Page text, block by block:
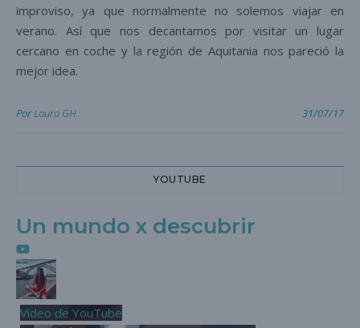
improviso, ya que normalmente no solemos viajar en
verano. Así que nos decantamos por visitar un lugar
cercano en coche y la región de Aquitania nos pareció la
mejor idea.
PorLaura GH 31/07/17
YOUTUBE
Un mundo x descubrir
Vídeo de YouTube